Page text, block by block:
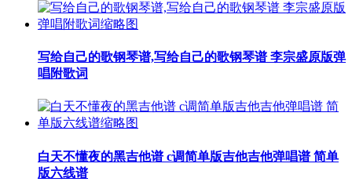
写给自己的歌钢琴谱,写给自己的歌钢琴谱 李宗盛原版弹
唱附歌词
白天不懂夜的黑吉他谱 c调简单版吉他吉他弹唱谱 简单
版六线谱